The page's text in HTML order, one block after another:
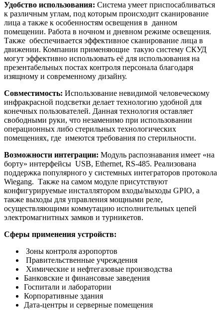
Удобство использования: Система умеет приспосабливаться
к различным углам, под которым происходит сканирование
лица а также к особенностям освещения в данном
помещении. Работа в ночном и дневном режиме освещения.
Также обеспечивается эффективное сканирование лица в
движении. Компании применяющие такую систему СКУД
могут эффективно использовать её для использования на
презентабельных постах контроля персонала благодаря
изящному и современному дизайну.
Совместимость: Использование невидимой человеческому
инфракрасной подсветки делает технологию удобной для
конечных пользователей. Данная технология оставляет
свободными руки, что незаменимо при использовании
операционных либо стерильных технологических
помещениях, где имеются требования по стерильности.
Возможности интеграции: Модуль распознавания имеет «на
борту» интерфейсы USB, Ethernet, RS-485. Реализована
поддержка популярного у системных интеграторов протокола
Wiegang. Также на самом модуле присутствуют
конфигурируемые инсталлятором входы/выходы GPIO, а
также выходы для управления мощными реле,
осуществляющими коммутацию исполнительных цепей
электромагнитных замков и турникетов.
Сферы применения устройств:
Зоны контроля аэропортов
Правительственные учреждения
Химические и нефтегазовые производства
Банковские и финансовые заведения
Госпитали и лаборатории
Корпоративные здания
Дата-центры и серверные помещения